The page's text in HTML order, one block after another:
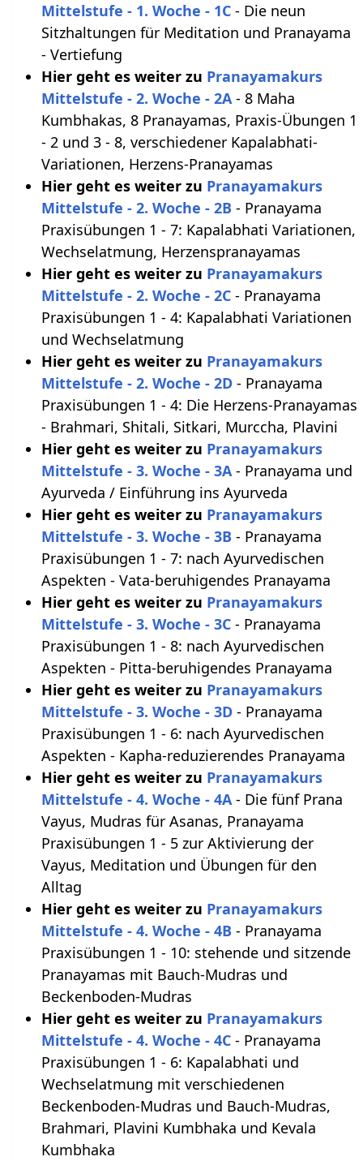
Mittelstufe - 1. Woche - 1C- Die neun
Sitzhaltungen für Meditation und Pranayama
- Vertiefung
Hier geht es weiter zu Pranayamakurs
Mittelstufe - 2. Woche - 2A- 8 Maha
Kumbhakas, 8 Pranayamas, Praxis-Übungen 1
- 2 und 3 - 8, verschiedener Kapalabhati-
Variationen, Herzens-Pranayamas
Hier geht es weiter zu Pranayamakurs
Mittelstufe - 2. Woche - 2B - Pranayama
Praxisübungen 1 - 7: Kapalabhati Variationen,
Wechselatmung, Herzenspranayamas
Hier geht es weiter zu Pranayamakurs
Mittelstufe - 2. Woche - 2C- Pranayama
Praxisübungen 1 - 4: Kapalabhati Variationen
und Wechselatmung
Hier geht es weiter zu Pranayamakurs
Mittelstufe - 2. Woche - 2D- Pranayama
Praxisübungen 1 - 4: Die Herzens-Pranayamas
- Brahmari, Shitali, Sitkari, Murccha, Plavini
Hier geht es weiter zu Pranayamakurs
Mittelstufe - 3. Woche - 3A- Pranayama und
Ayurveda / Einführung ins Ayurveda
Hier geht es weiter zu Pranayamakurs
Mittelstufe - 3. Woche - 3B - Pranayama
Praxisübungen 1 - 7: nach Ayurvedischen
Aspekten - Vata-beruhigendes Pranayama
Hier geht es weiter zu Pranayamakurs
Mittelstufe - 3. Woche - 3C- Pranayama
Praxisübungen 1 - 8: nach Ayurvedischen
Aspekten - Pitta-beruhigendes Pranayama
Hier geht es weiter zu Pranayamakurs
Mittelstufe - 3. Woche - 3D- Pranayama
Praxisübungen 1 - 6: nach Ayurvedischen
Aspekten - Kapha-reduzierendes Pranayama
Hier geht es weiter zu Pranayamakurs
Mittelstufe - 4. Woche - 4A- Die fünf Prana
Vayus, Mudras für Asanas, Pranayama
Praxisübungen 1 - 5 zur Aktivierung der
Vayus, Meditation und Übungen für den
Alltag
Hier geht es weiter zu Pranayamakurs
Mittelstufe - 4. Woche - 4B - Pranayama
Praxisübungen 1 - 10: stehende und sitzende
Pranayamas mit Bauch-Mudras und
Beckenboden-Mudras
Hier geht es weiter zu Pranayamakurs
Mittelstufe - 4. Woche - 4C- Pranayama
Praxisübungen 1 - 6: Kapalabhati und
Wechselatmung mit verschiedenen
Beckenboden-Mudras und Bauch-Mudras,
Brahmari, Plavini Kumbhaka und Kevala
Kumbhaka